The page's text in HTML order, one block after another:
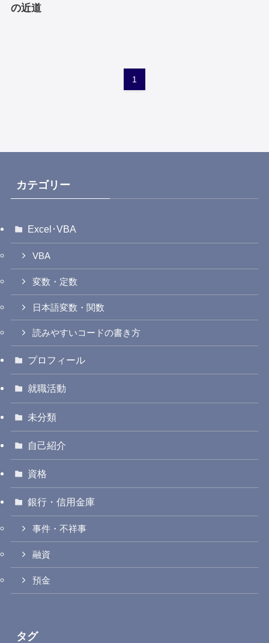
の近道
1
カテゴリー
Excel･VBA
VBA
変数・定数
日本語変数・関数
読みやすいコードの書き方
プロフィール
就職活動
未分類
自己紹介
資格
銀行・信用金庫
事件・不祥事
融資
預金
タグ